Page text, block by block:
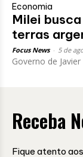
Economia
Milei
terras
Focus News 5 de
Governo de
Receba
Fique atento